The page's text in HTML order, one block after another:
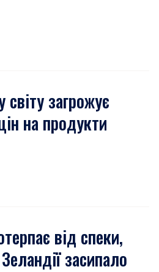
світу загрожує
на продукти
від спеки,
засипало